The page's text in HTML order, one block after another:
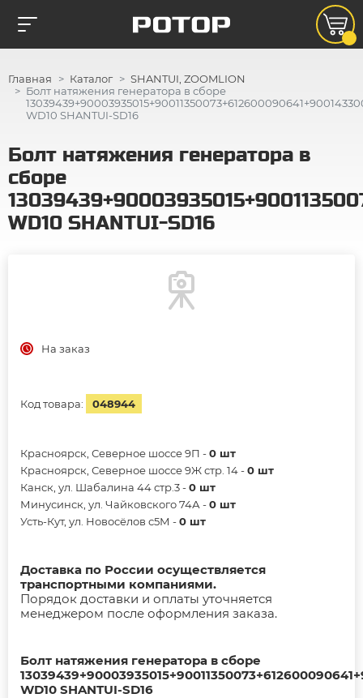
Главная Каталог
SHANTUI, ZOOMLION
Болт натяжения генератора в сборе
WD10 SHANTUI-SD16
Болт натяжения генератора в
сборе
WD10 SHANTUI-SD16
На заказ
Код товара: 048944
Красноярск, Северное шоссе 9П -0 шт
Красноярск, Северное шоссе 9Ж стр. 14 -0 шт
Канск, ул. Шабалина 44 стр.3 -0 шт
Минусинск, ул. Чайковского 74А -0 шт
Усть-Кут, ул. Новосёлов с5М -0 шт
Доставка по России осуществляется
транспортными компаниями.
Порядок доставки и оплаты уточняется
менеджером после оформления заказа.
Болт натяжения генератора в сборе
WD10 SHANTUI-SD16